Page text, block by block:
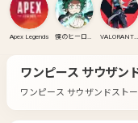
Apex Legends 僕のヒーローアカデミア ULTRA RUMBLE VALORANT(PC)
ワンピース サウザン
ワンピース サウザンドスト